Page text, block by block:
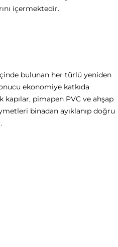
içermektedir.
içinde bulunan her türlü yeniden
ekonomiye katkıda
pimapen PVC ve ahşap
binadan ayıklanıp doğru